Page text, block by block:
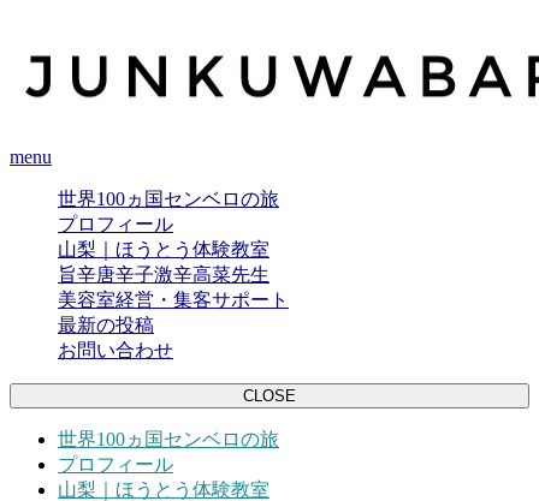
menu
世界100ヵ国センベロの旅
プロフィール
山梨｜ほうとう体験教室
旨辛唐辛子激辛高菜先生
美容室経営・集客サポート
最新の投稿
お問い合わせ
CLOSE
世界100ヵ国センベロの旅
プロフィール
山梨｜ほうとう体験教室